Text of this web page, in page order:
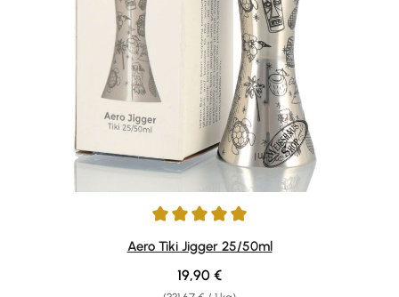
Durchschnittliche Bewertung von 5 von 5 Sternen
Aero Tiki Jigger 25/50ml
Regulärer Preis:
19,90 €